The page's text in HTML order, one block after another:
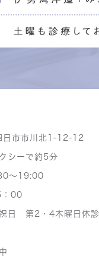
市市川北1-12-12
シーで約5分
～19:00
00
祝日 第2・4木曜日休診